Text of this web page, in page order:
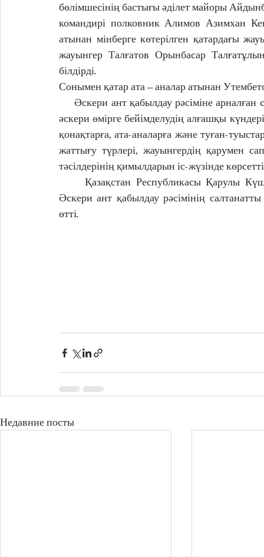
бөлімшесінің бастығы әділет майоры
командирі полковник Алимов Азимхан
атынан мінберге көтерілген қатардағы
жауынгер Талғатов Орынбасар
білдірді.
Сонымен қатар ата – аналар атынан
     Әскери ант қабылдау рәсіміне арналған салтанатты жиын соңынан жас сарбаздар өздерінің
әскери өмірге бейімделудің алғашқы
қонақтарға, ата-аналарға және туған-
жаттығу түрлері, жауынгердің қарумен
тәсілдерінің қимылдарын іс-жүзінде
Әскери ант қабылдау рәсімінің
өтті.
Недавние посты